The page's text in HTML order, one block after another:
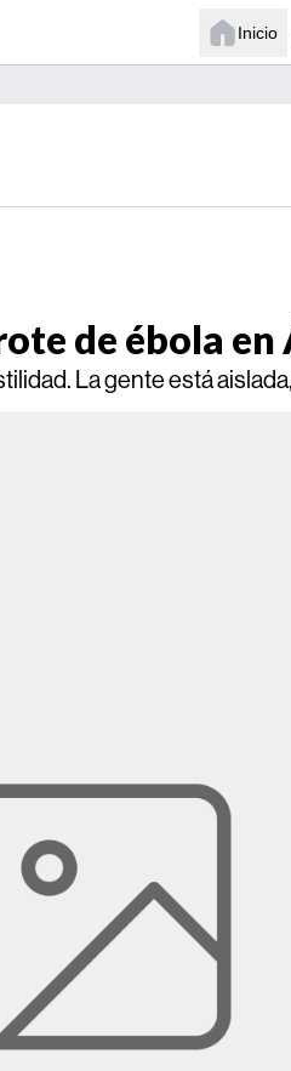
Inicio
de ébola en
La gente está